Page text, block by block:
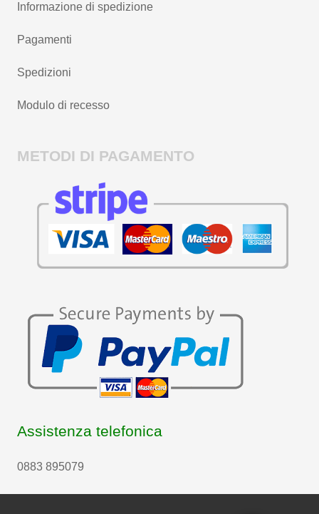
Informazione di spedizione
Pagamenti
Spedizioni
Modulo di recesso
METODI DI PAGAMENTO
Assistenza telefonica
0883 895079